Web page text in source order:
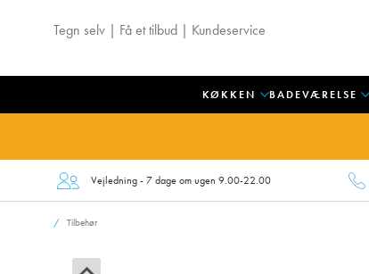
Tegn selv | Få et tilbud | Kundeservice
KØKKEN BADEVÆRELSE
Vejledning - 7 dage om ugen 9.00-22.00
Tilbehør